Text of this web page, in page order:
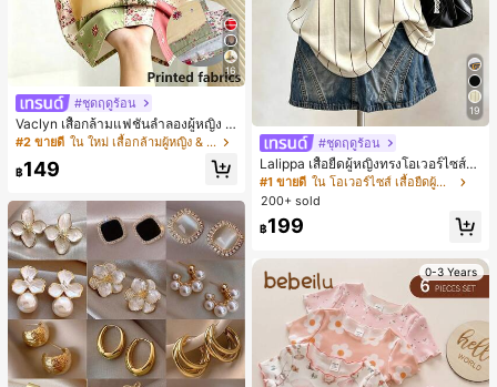
16
#ชุดฤดูร้อน
Vaclyn เสื้อกล้ามแฟชั่นลำลองผู้หญิง ล
ายแพตช์เวิร์ก แขนกุด คอกลม ติดกระดุ
#2 ขายดี ใน ใหม่ เสื้อกล้ามผู้หญิง & Camis
฿149
19
#ชุดฤดูร้อน
Lalippa เสื้อยืดผู้หญิงทรงโอเวอร์ไซส์ค
วามยาวกลาง คอกลม ไหล่ตก ลายพิมพ์
ตัวอักษรและลายทางแนวตั้ง สไตล์แฟชั่
นมินิมอล ของขวัญให้เพื่อน
#1 ขายดี
ใน โอเวอร์ไซส์ เสื้อยืดผู้หญิง
200+ sold
฿199
0-3 Years